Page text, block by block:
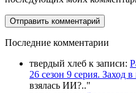
Последние комментарии
твердый хлеб к записи:
26 сезон 9 серия. Заход
взялась ИИ?.."